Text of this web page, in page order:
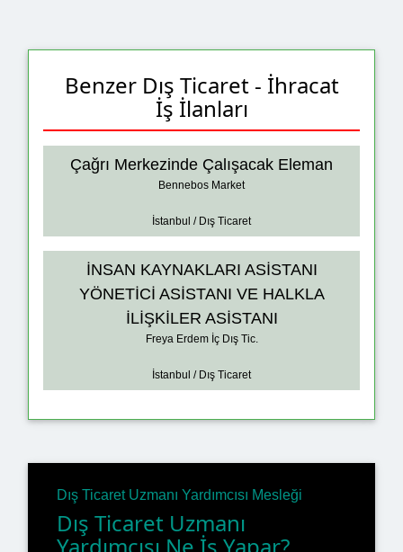
Benzer Dış Ticaret - İhracat
İş İlanları
Çağrı Merkezinde Çalışacak Eleman
Bennebos Market
İstanbul / Dış Ticaret
İNSAN KAYNAKLARI ASİSTANI
YÖNETİCİ ASİSTANI VE HALKLA
İLİŞKİLER ASİSTANI
Freya Erdem İç Dış Tic.
İstanbul / Dış Ticaret
Dış Ticaret Uzmanı Yardımcısı Mesleği
Dış Ticaret Uzmanı
Yardımcısı Ne İş Yapar?